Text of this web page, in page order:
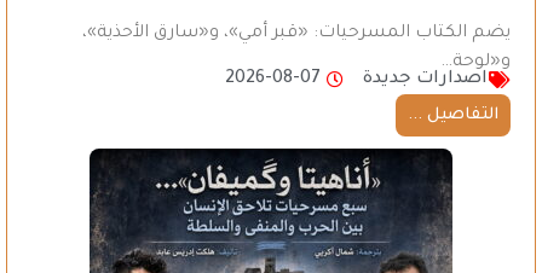
يضم الكتاب المسرحيات: «قبر أمي»، و«سارق الأحذية»،
و«لوحة…
اصدارات جديدة
2026-08-07
التفاصيل ...